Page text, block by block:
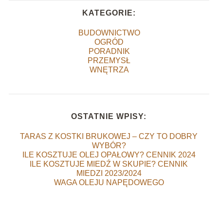
KATEGORIE:
BUDOWNICTWO
OGRÓD
PORADNIK
PRZEMYSŁ
WNĘTRZA
OSTATNIE WPISY:
TARAS Z KOSTKI BRUKOWEJ – CZY TO DOBRY
WYBÓR?
ILE KOSZTUJE OLEJ OPAŁOWY? CENNIK 2024
ILE KOSZTUJE MIEDŹ W SKUPIE? CENNIK
MIEDZI 2023/2024
WAGA OLEJU NAPĘDOWEGO